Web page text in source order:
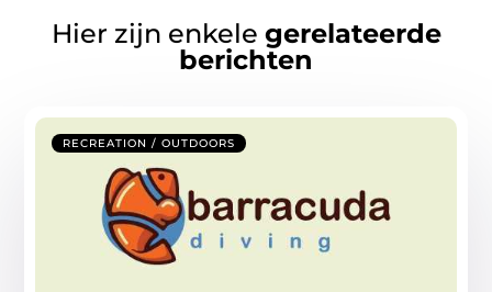
Hier zijn enkele gerelateerde
berichten
RECREATION / OUTDOORS